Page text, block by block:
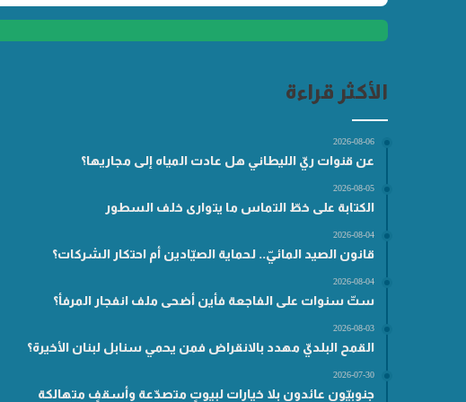
الأكثر قراءة
2026-08-06
عن قنوات ريّ الليطاني هل عادت المياه إلى مجاريها؟
2026-08-05
الكتابة على خطّ التماس ما يتوارى خلف السطور
2026-08-04
قانون الصيد المائيّ.. لحماية الصيّادين أم احتكار الشركات؟
2026-08-04
ستّ سنوات على الفاجعة فأين أضحى ملف انفجار المرفأ؟
2026-08-03
القمح البلديّ مهدد بالانقراض فمن يحمي سنابل لبنان الأخيرة؟
2026-07-30
جنوبيّون عائدون بلا خيارات لبيوتٍ متصدّعة وأسقفٍ متهالكة